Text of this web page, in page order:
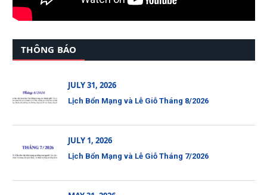
THÔNG BÁO
JULY 31, 2026
Lịch Bổn Mạng và Lễ Giỗ Tháng 8/2026
JULY 1, 2026
Lịch Bổn Mạng và Lễ Giỗ Tháng 7/2026